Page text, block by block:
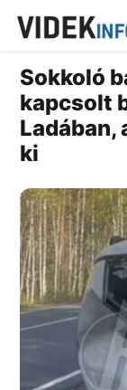
Sokkoló
kapcsolt
Ladában,
ki